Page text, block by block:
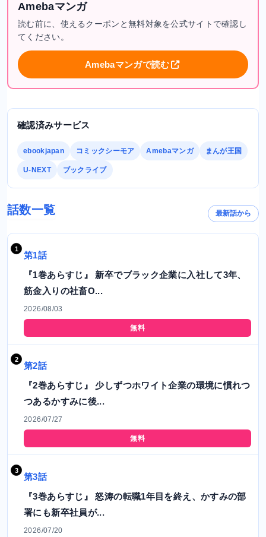
Amebaマンガ
読む前に、使えるクーポンと無料対象を公式サイトで確認し
てください。
Amebaマンガで読む
確認済みサービス
ebookjapan コミックシーモア Amebaマンガ まんが王国
U-NEXT ブックライブ
話数一覧 最新話から
第1話
『1巻あらすじ』 新卒でブラック企業に入社して3年、
筋金入りの社畜O...
2026/08/03
無料
第2話
『2巻あらすじ』 少しずつホワイト企業の環境に慣れつ
つあるかすみに後...
2026/07/27
無料
第3話
『3巻あらすじ』 怒涛の転職1年目を終え、かすみの部
署にも新卒社員が...
2026/07/20